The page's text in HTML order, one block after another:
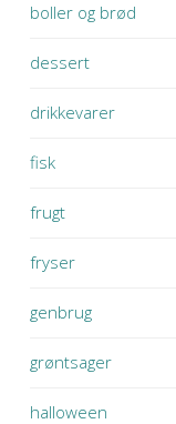
boller og brød
dessert
drikkevarer
fisk
frugt
fryser
genbrug
grøntsager
halloween